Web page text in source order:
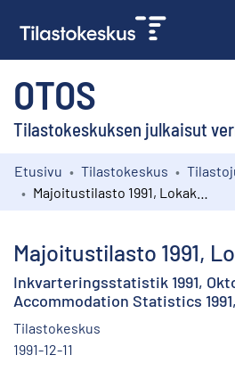
OTOS
Tilastokeskuksen julkaisut
Kokoelmat
Etusivu Tilastokeskus
Majoitustilasto 1991,
Inkvarteringsstatistik 1991,
Accommodation Statistics
Tilastokeskus
1991-12-11